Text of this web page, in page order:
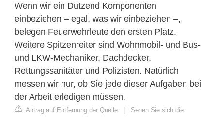
Wenn wir ein Dutzend Komponenten
einbeziehen – egal, was wir einbeziehen –,
belegen Feuerwehrleute den ersten Platz.
Weitere Spitzenreiter sind Wohnmobil- und Bus-
und LKW-Mechaniker, Dachdecker,
Rettungssanitäter und Polizisten. Natürlich
messen wir nur, ob Sie jede dieser Aufgaben bei
der Arbeit erledigen müssen.
Antrag auf Entfernung der Quelle | Sehen Sie sich die